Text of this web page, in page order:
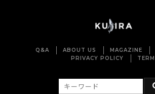
Q&A ABOUT US MAGAZINE
PRIVACY POLICY